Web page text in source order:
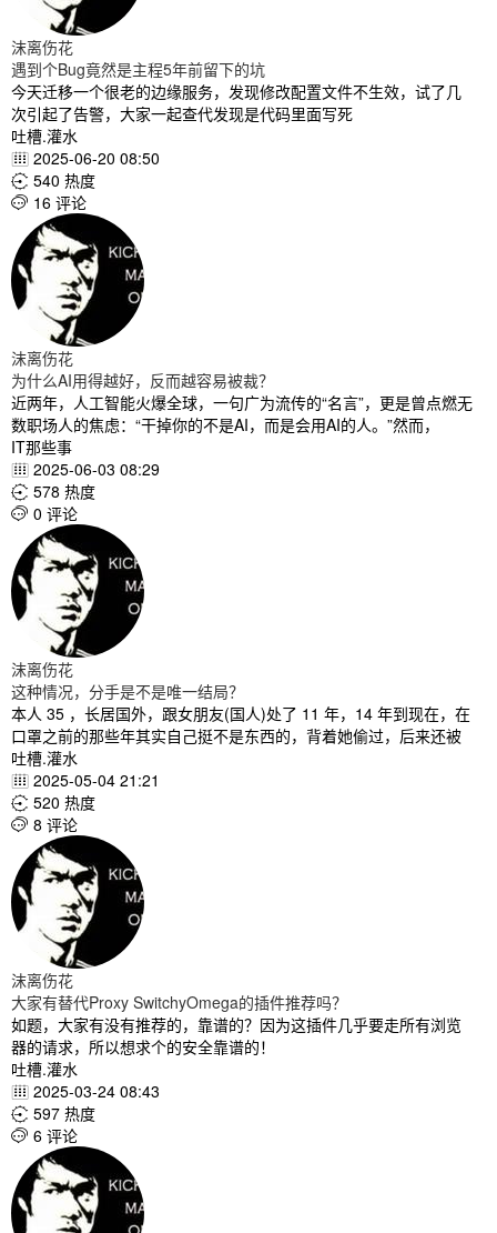
沫离伤花
遇到个Bug竟然是主程5年前留下的坑
今天迁移一个很老的边缘服务，发现修改配置文件不生效，试了几
次引起了告警，大家一起查代发现是代码里面写死
吐槽.灌水
 2025-06-20 08:50
 540 热度
 16 评论
沫离伤花
为什么AI用得越好，反而越容易被裁？
近两年，人工智能火爆全球，一句广为流传的“名言”，更是曾点燃无
数职场人的焦虑：“干掉你的不是AI，而是会用AI的人。”然而，
IT那些事
 2025-06-03 08:29
 578 热度
 0 评论
沫离伤花
这种情况，分手是不是唯一结局？
本人 35 ，长居国外，跟女朋友(国人)处了 11 年，14 年到现在，在
口罩之前的那些年其实自己挺不是东西的，背着她偷过，后来还被
吐槽.灌水
 2025-05-04 21:21
 520 热度
 8 评论
沫离伤花
大家有替代Proxy SwitchyOmega的插件推荐吗？
如题，大家有没有推荐的，靠谱的？因为这插件几乎要走所有浏览
器的请求，所以想求个的安全靠谱的！
吐槽.灌水
 2025-03-24 08:43
 597 热度
 6 评论